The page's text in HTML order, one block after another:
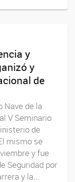
y
y
de
Nave de la
V Seminario
de
mismo se
y fue
Seguridad por
y la...